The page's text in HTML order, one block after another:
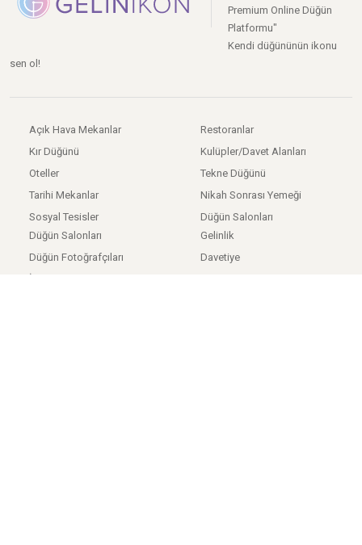
Premium Online Düğün
Platformu"
Kendi düğününün ikonu
sen ol!
Açık Hava Mekanlar
Kır Düğünü
Oteller
Tarihi Mekanlar
Sosyal Tesisler
Restoranlar
Kulüpler/Davet Alanları
Tekne Düğünü
Nikah Sonrası Yemeği
Düğün Salonları
Düğün Salonları
Düğün Fotoğrafçıları
Gelinlik
Davetiye